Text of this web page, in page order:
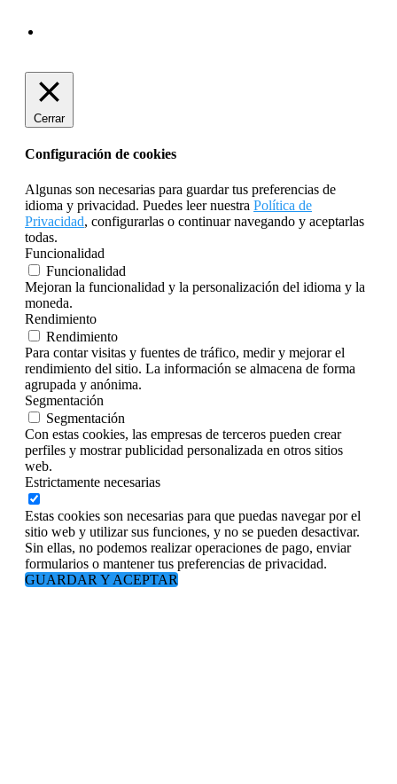
Cerrar
Configuración de cookies
Algunas son necesarias para guardar tus preferencias de
idioma y privacidad. Puedes leer nuestra Política de
Privacidad, configurarlas o continuar navegando y aceptarlas
todas.
Funcionalidad
Funcionalidad
Mejoran la funcionalidad y la personalización del idioma y la
moneda.
Rendimiento
Rendimiento
Para contar visitas y fuentes de tráfico, medir y mejorar el
rendimiento del sitio. La información se almacena de forma
agrupada y anónima.
Segmentación
Segmentación
Con estas cookies, las empresas de terceros pueden crear
perfiles y mostrar publicidad personalizada en otros sitios
web.
Estrictamente necesarias
Estas cookies son necesarias para que puedas navegar por el
sitio web y utilizar sus funciones, y no se pueden desactivar.
Sin ellas, no podemos realizar operaciones de pago, enviar
formularios o mantener tus preferencias de privacidad.
GUARDAR Y ACEPTAR